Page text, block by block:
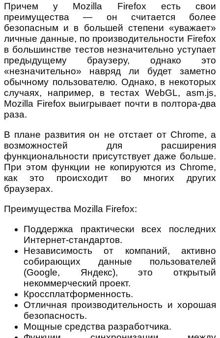
Причем у Mozilla Firefox есть свои
преимущества — он считается более
безопасным и в большей степени «уважает»
личные данные, по производительности Firefox
в большинстве тестов незначительно уступает
предыдущему браузеру, однако это
«незначительно» навряд ли будет заметно
обычному пользователю. Однако, в некоторых
случаях, например, в тестах WebGL, asm.js,
Mozilla Firefox выигрывает почти в полтора-два
раза.
В плане развития он не отстает от Chrome, а
возможностей для расширения
функциональности присутствует даже больше.
При этом функции не копируются из Chrome,
как это происходит во многих других
браузерах.
Преимущества Mozilla Firefox:
Поддержка практически всех последних
Интернет-стандартов.
Независимость от компаний, активно
собирающих данные пользователей
(Google, Яндекс), это открытый
некоммерческий проект.
Кроссплатформенность.
Отличная производительность и хорошая
безопасность.
Мощные средства разработчика.